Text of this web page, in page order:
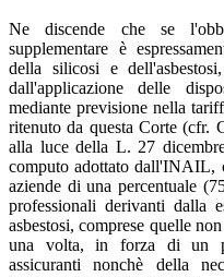
Ne discende che se
supplementare è
della silicosi e
dall'applicazione delle
mediante previsione nella
ritenuto da questa Corte (cfr.
alla luce della L. 27
computo adottato dall'INAIL,
aziende di una percentuale
professionali derivanti dalla
asbestosi, comprese quelle
una volta, in forza di un
assicuranti nonchè della